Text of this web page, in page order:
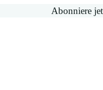
Abonniere